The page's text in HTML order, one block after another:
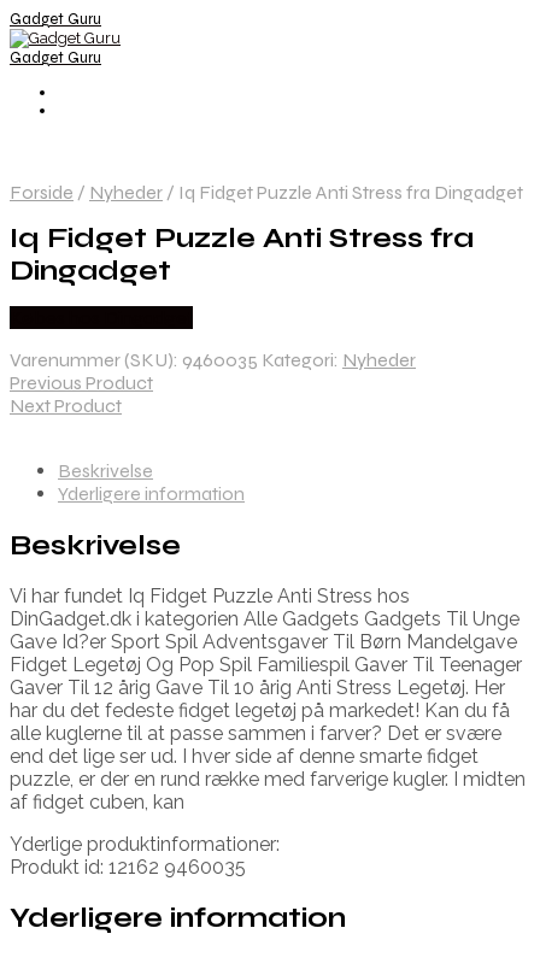
Gadget Guru
Gadget Guru
Forside / Nyheder / Iq Fidget Puzzle Anti Stress fra Dingadget
Iq Fidget Puzzle Anti Stress fra
Dingadget
Varenummer (SKU): 9460035 Kategori: Nyheder
Previous Product
Next Product
Beskrivelse
Yderligere information
Beskrivelse
Vi har fundet Iq Fidget Puzzle Anti Stress hos
DinGadget.dk i kategorien Alle Gadgets Gadgets Til Unge
Gave Id?er Sport Spil Adventsgaver Til Børn Mandelgave
Fidget Legetøj Og Pop Spil Familiespil Gaver Til Teenager
Gaver Til 12 årig Gave Til 10 årig Anti Stress Legetøj. Her
har du det fedeste fidget legetøj på markedet! Kan du få
alle kuglerne til at passe sammen i farver? Det er svære
end det lige ser ud. I hver side af denne smarte fidget
puzzle, er der en rund række med farverige kugler. I midten
af fidget cuben, kan
Yderlige produktinformationer:
Produkt id: 12162 9460035
Yderligere information